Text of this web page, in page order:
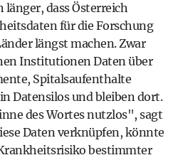
dass Österreich
für die Forschung
längst machen. Zwar
Institutionen Daten über
Spitalsaufenthalte
Datensilos und bleiben dort.
des Wortes nutzlos", sagt
Daten verknüpfen, könnte
bestimmter